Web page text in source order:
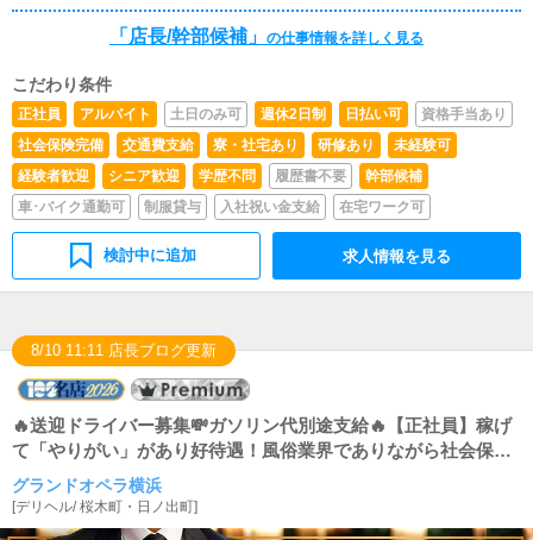
「店長/幹部候補」 の仕事情報を詳しく見る
こだわり条件
正社員 アルバイト 土日のみ可 週休2日制 日払い可
資格手当あり
社会保険完備
交通費支給 寮・社宅あり 研修あり
未経験可
経験者歓迎
シニア歓迎 学歴不問 履歴書不要
幹部候補
車･バイク通勤可
制服貸与 入社祝い金支給 在宅ワーク可
検討中に追加 求人情報を見る
8/10 11:11 店長ブログ更新
🔥送迎ドライバー募集💸ガソリン代別途支給🔥【正社員】稼げ
て「やりがい」があり好待遇！風俗業界でありながら社会保険
完備。携帯代・家賃・食事の補助もあり、給料以外の待遇も盛
りだくさん！内勤アルバイトでも週5日勤務で月収40万円以上
も可能！休日や勤務時間帯も柔軟に対応します。
グランドオペラ横浜
[デリヘル/桜木町・日ノ出町]